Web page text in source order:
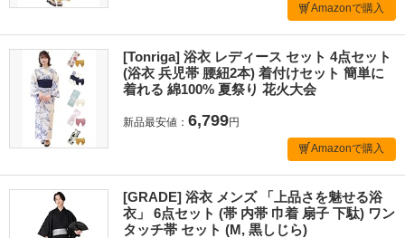
Amazonで購入
[Tonriga] 浴衣 レディース セット 4点セット
(浴衣 兵児帯 腰紐2本) 着付けセット 簡単に
着れる 綿100% 夏祭り 花火大会
新品最安値： 6,799円
Amazonで購入
[GRADE] 浴衣 メンズ 「上品さを魅せる浴
衣」 6点セット (帯 内帯 巾着 扇子 下駄) ワン
タッチ帯 セット (M, 黒しじら)